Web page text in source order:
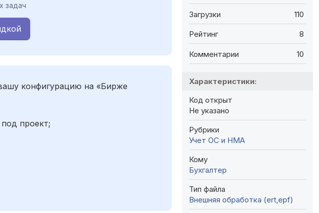
задач
конфигурацию на «Бирже
проект;
Загрузки 110
Рейтинг 8
Комментарии 10
Характеристики:
Код открыт
Не указано
Рубрики
Учет ОС и НМА
Кому
Бухгалтер
Тип файла
Внешняя обработка (ert,epf)